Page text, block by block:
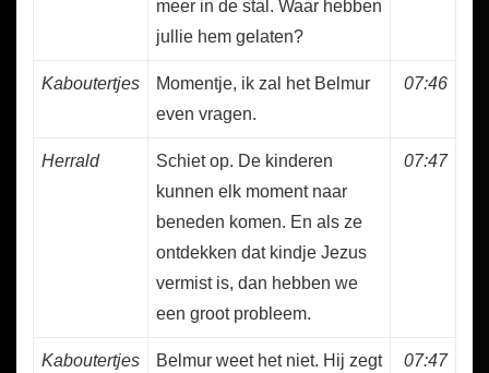
meer in de stal. Waar hebben
jullie hem gelaten?
Kaboutertjes
Momentje, ik zal het Belmur
even vragen.
07:46
Herrald
Schiet op. De kinderen
kunnen elk moment naar
beneden komen. En als ze
ontdekken dat kindje Jezus
vermist is, dan hebben we
een groot probleem.
07:47
Kaboutertjes
Belmur weet het niet. Hij zegt
07:47